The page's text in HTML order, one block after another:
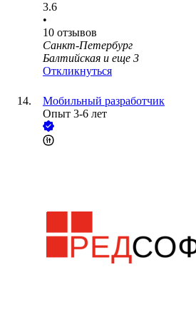
3.6
•
10 отзывов
Санкт-Петербург
Балтийская и еще 3
Откликнуться
Мобильный разработчик
Опыт 3-6 лет